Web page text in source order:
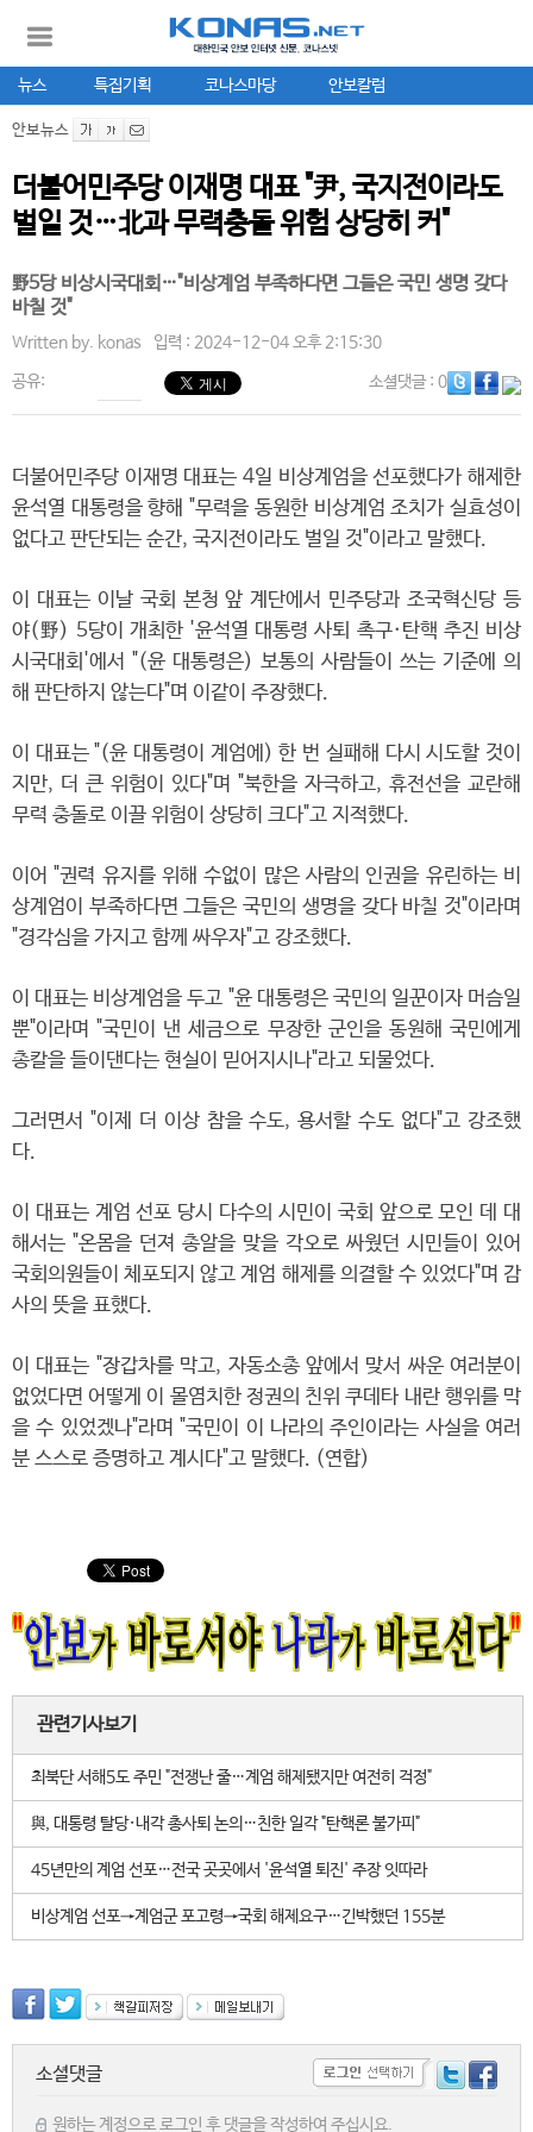
뉴스 특집기획 코나스마당 안보칼럼
안보뉴스
더불어민주당 이재명 대표 "尹, 국지전이라도
벌일 것…北과 무력충돌 위험 상당히 커"
野5당 비상시국대회…"비상계엄 부족하다면 그들은 국민 생명 갖다
바칠 것"
Written by. konas 입력 : 2024-12-04 오후 2:15:30
공유: 소셜댓글: 0
더불어민주당 이재명 대표는 4일 비상계엄을 선포했다가 해제한
윤석열 대통령을 향해 "무력을 동원한 비상계엄 조치가 실효성이
없다고 판단되는 순간, 국지전이라도 벌일 것"이라고 말했다.
이 대표는 이날 국회 본청 앞 계단에서 민주당과 조국혁신당 등
야(野) 5당이 개최한 '윤석열 대통령 사퇴 촉구·탄핵 추진 비상
시국대회'에서 "(윤 대통령은) 보통의 사람들이 쓰는 기준에 의
해 판단하지 않는다"며 이같이 주장했다.
이 대표는 "(윤 대통령이 계엄에) 한 번 실패해 다시 시도할 것이
지만, 더 큰 위험이 있다"며 "북한을 자극하고, 휴전선을 교란해
무력 충돌로 이끌 위험이 상당히 크다"고 지적했다.
이어 "권력 유지를 위해 수없이 많은 사람의 인권을 유린하는 비
상계엄이 부족하다면 그들은 국민의 생명을 갖다 바칠 것"이라며
"경각심을 가지고 함께 싸우자"고 강조했다.
이 대표는 비상계엄을 두고 "윤 대통령은 국민의 일꾼이자 머슴일
뿐"이라며 "국민이 낸 세금으로 무장한 군인을 동원해 국민에게
총칼을 들이댄다는 현실이 믿어지시나"라고 되물었다.
그러면서 "이제 더 이상 참을 수도, 용서할 수도 없다"고 강조했
다.
이 대표는 계엄 선포 당시 다수의 시민이 국회 앞으로 모인 데 대
해서는 "온몸을 던져 총알을 맞을 각오로 싸웠던 시민들이 있어
국회의원들이 체포되지 않고 계엄 해제를 의결할 수 있었다"며 감
사의 뜻을 표했다.
이 대표는 "장갑차를 막고, 자동소총 앞에서 맞서 싸운 여러분이
없었다면 어떻게 이 몰염치한 정권의 친위 쿠데타 내란 행위를 막
을 수 있었겠나"라며 "국민이 이 나라의 주인이라는 사실을 여러
분 스스로 증명하고 계시다"고 말했다. (연합)
관련기사보기
최북단 서해5도 주민 "전쟁난 줄…계엄 해제됐지만 여전히 걱정"
與, 대통령 탈당·내각 총사퇴 논의…친한 일각 "탄핵론 불가피"
45년만의 계엄 선포…전국 곳곳에서 '윤석열 퇴진' 주장 잇따라
비상계엄 선포→계엄군 포고령→국회 해제요구…긴박했던 155분
소셜댓글
원하는 계정으로 로그인 후 댓글을 작성하여 주십시요.